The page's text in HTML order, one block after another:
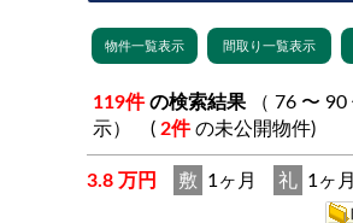
119件 の検索結果
示） ( 2件 の未公開物件)
3.8 万円 敷 1ヶ月 礼 1ヶ月